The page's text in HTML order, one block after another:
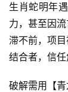
生肖蛇明年
力，甚至因
滞不前，项
结合者，信任
破解需用【